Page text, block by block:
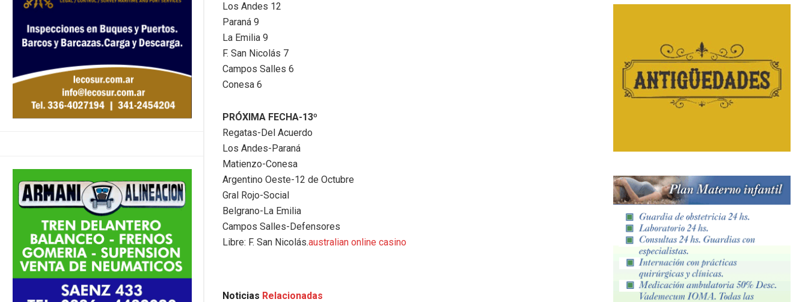
Los Andes 12
Paraná 9
La Emilia 9
F. San Nicolás 7
Campos Salles 6
Conesa 6
PRÓXIMA FECHA-13º
Regatas-Del Acuerdo
Los Andes-Paraná
Matienzo-Conesa
Argentino Oeste-12 de Octubre
Gral Rojo-Social
Belgrano-La Emilia
Campos Salles-Defensores
Libre: F. San Nicolás.australian online casino
Noticias Relacionadas